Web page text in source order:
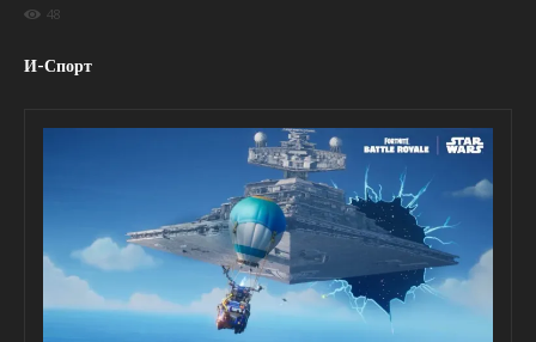
48
И-Спорт